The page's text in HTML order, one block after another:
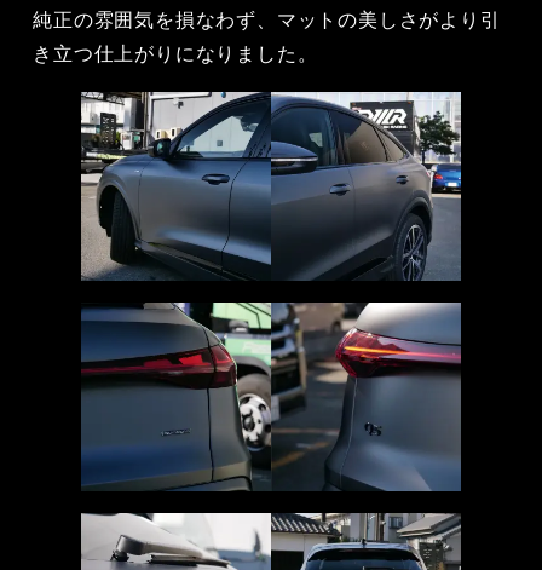
純正の雰囲気を損なわず、マットの美しさがより引
き立つ仕上がりになりました。